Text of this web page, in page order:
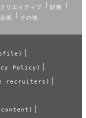
クリエイティブ
財務
画 その他
Policy)
recruiters)